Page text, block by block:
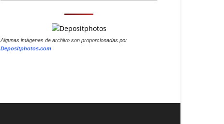
Algunas imágenes de archivo son proporcionadas por
Depositphotos.com